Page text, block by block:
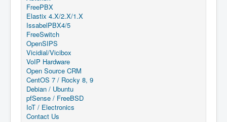
FreePBX
Elastix 4.X/2.X/1.X
IssabelPBX4/5
FreeSwitch
OpenSIPS
Vicidial/Vicibox
VoIP Hardware
Open Source CRM
CentOS 7 / Rocky 8, 9
Debian / Ubuntu
pfSense / FreeBSD
IoT / Electronics
Contact Us